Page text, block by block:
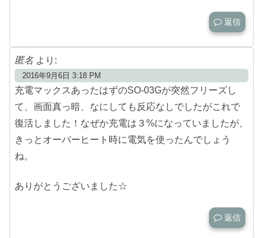
返信
匿名 より:
2016年9月6日 3:18 PM
充電マックスあったはずのSO-03Gが突然フリーズし
て、画面真っ暗、なにしても反応なしでしたがこれで
復活しました！なぜか充電は３%になっていましたが、
きっとオーバーヒート時に電気を使ったんでしょう
ね。
ありがとうございました☆
返信